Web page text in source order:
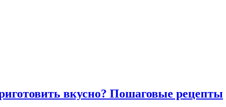
вкусно? Пошаговые рецепты